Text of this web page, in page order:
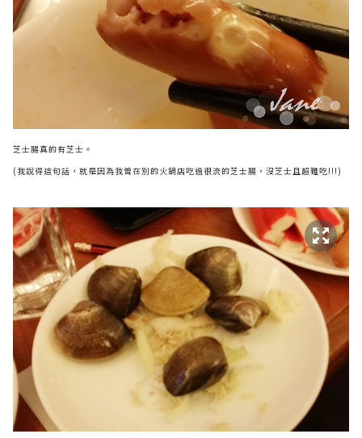
芝士腸真的有芝士。
(我說得這句話，就是因為我曾在別的火鍋店吃過很流的芝士腸，沒芝士且超難吃!!!)